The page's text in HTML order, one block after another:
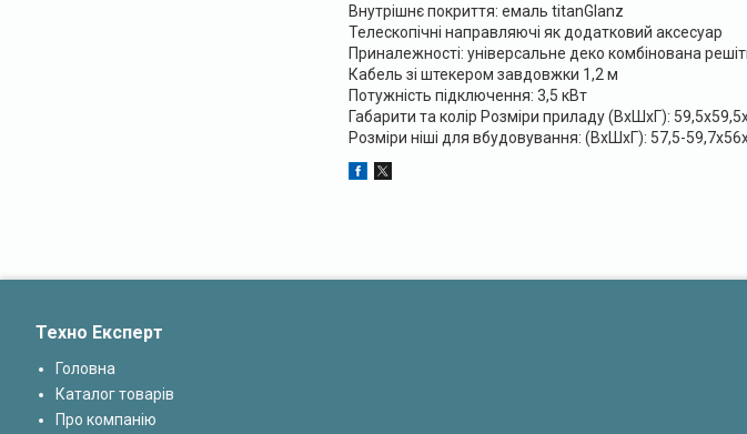
Внутрішнє покриття: емаль titanGlanz
Телескопічні направляючі як додатковий аксесуар
Приналежності: універсальне деко комбінована
Кабель зі штекером завдовжки 1,2 м
Потужність підключення: 3,5 кВт
Габарити та колір Розміри приладу (ВхШхГ):
Розміри ніші для вбудовування: (ВхШхГ): 57,5-
Техно Експерт
Головна
Каталог товарів
Про компанію